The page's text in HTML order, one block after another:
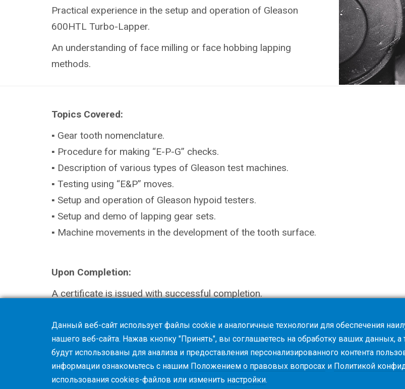
Practical experience in the setup and operation of Gleason
600HTL Turbo-Lapper.
An understanding of face milling or face hobbing lapping
methods.
Topics Covered:
▪ Gear tooth nomenclature.
▪ Procedure for making “E-P-G” checks.
▪ Description of various types of Gleason test machines.
▪ Testing using “E&P” moves.
▪ Setup and operation of Gleason hypoid testers.
▪ Setup and demo of lapping gear sets.
▪ Machine movements in the development of the tooth surface.
Upon Completion:
A certificate is issued with successful completion.
Данный веб-сайт использует файлы cookie и аналогичные технологии для обеспечения
нашего веб-сайта. Нажав кнопку "Принять", вы соглашаетесь на обработку ваших данных,
будут использованы для анализа и предоставления персонализированного контента
информации ознакомьтесь с нашим Положением о правовых вопросах и Политикой
использования cookies-файлов или изменить настройки.